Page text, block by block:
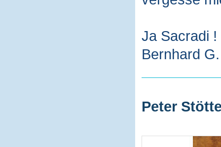
Ja Sacradi
Bernhard
Peter